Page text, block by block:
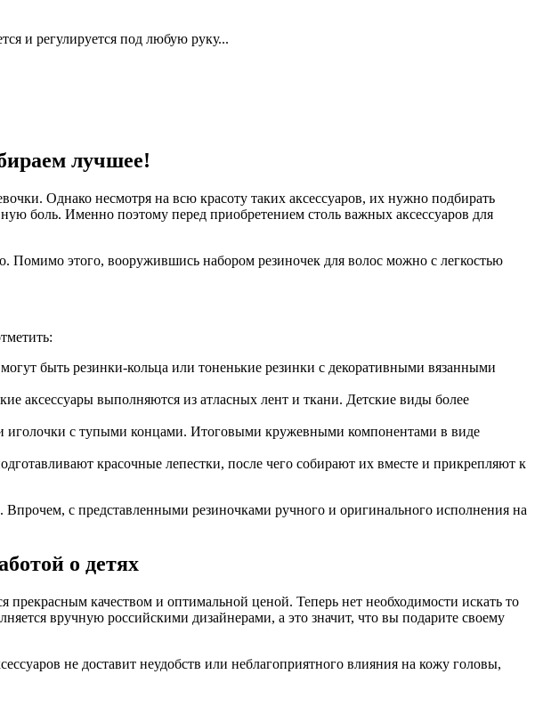
и регулируется под любую руку...
лучшее!
Однако несмотря на всю красоту таких аксессуаров, их нужно подбирать
боль. Именно поэтому перед приобретением столь важных аксессуаров для
этого, вооружившись набором резиночек для волос можно с легкостью
быть резинки-кольца или тоненькие резинки с декоративными вязанными
аксессуары выполняются из атласных лент и ткани. Детские виды более
иголочки с тупыми концами. Итоговыми кружевными компонентами в виде
красочные лепестки, после чего собирают их вместе и прикрепляют к
с представленными резиночками ручного и оригинального исполнения на
о детях
качеством и оптимальной ценой. Теперь нет необходимости искать то
вручную российскими дизайнерами, а это значит, что вы подарите своему
не доставит неудобств или неблагоприятного влияния на кожу головы,